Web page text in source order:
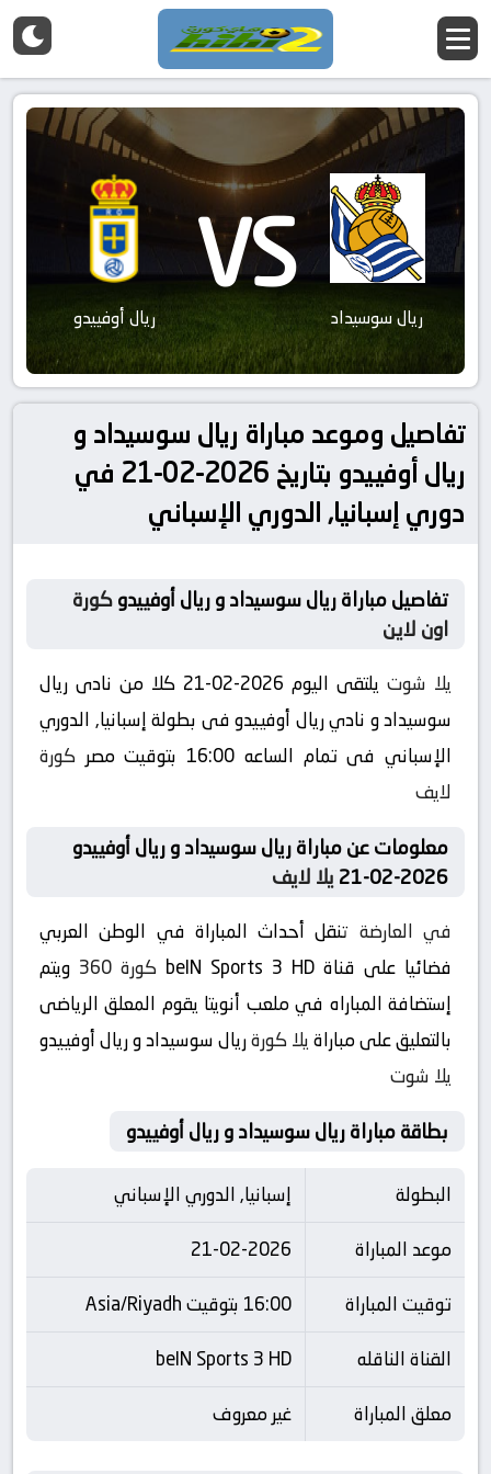
ريال سوسيداد VS ريال أوفييدو
تفاصيل وموعد مباراة ريال سوسيداد و
ريال أوفييدو بتاريخ 2026-02-21 في
دوري إسبانيا, الدوري الإسباني
تفاصيل مباراة ريال سوسيداد و ريال أوفييدوكورة
اون لاين
يلا شوت
يلتقى اليوم 2026-02-21 كلا من نادى ريال
سوسيداد و نادي ريال أوفييدو فى بطولة إسبانيا, الدوري
الإسباني فى تمام الساعه 16:00 بتوقيت مصر
كورة
لايف
معلومات عن مباراة ريال سوسيداد و ريال أوفييدو
2026-02-21
يلا لايف
في العارضة تنقل أحداث المباراة في الوطن العربي
فضائيا على قناة beIN Sports 3 HD
كورة 360
ويتم
إستضافة المباراه في ملعب أنويتا يقوم المعلق الرياضى
بالتعليق على مباراةيلا كورةريال سوسيداد و ريال أوفييدو
يلا شوت
بطاقة مباراة ريال سوسيداد و ريال أوفييدو
البطولة
إسبانيا, الدوري الإسباني
موعد المباراة
21-02-2026
توقيت المباراة
16:00 بتوقيت Asia/Riyadh
القناة الناقله
beIN Sports 3 HD
معلق المباراة
غير معروف